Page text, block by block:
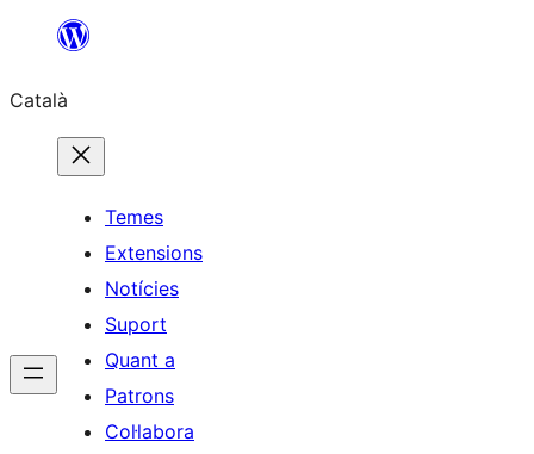
contingut
Català
Temes
Extensions
Notícies
Suport
Quant a
Patrons
Col·labora